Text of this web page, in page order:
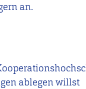
an.
ablegen willst